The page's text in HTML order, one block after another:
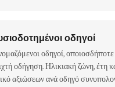
οδηγοί
οδηγοί,
οδήγηση. Ηλικιακή ζώνη, έτη
αξιώσεων ανά οδηγό